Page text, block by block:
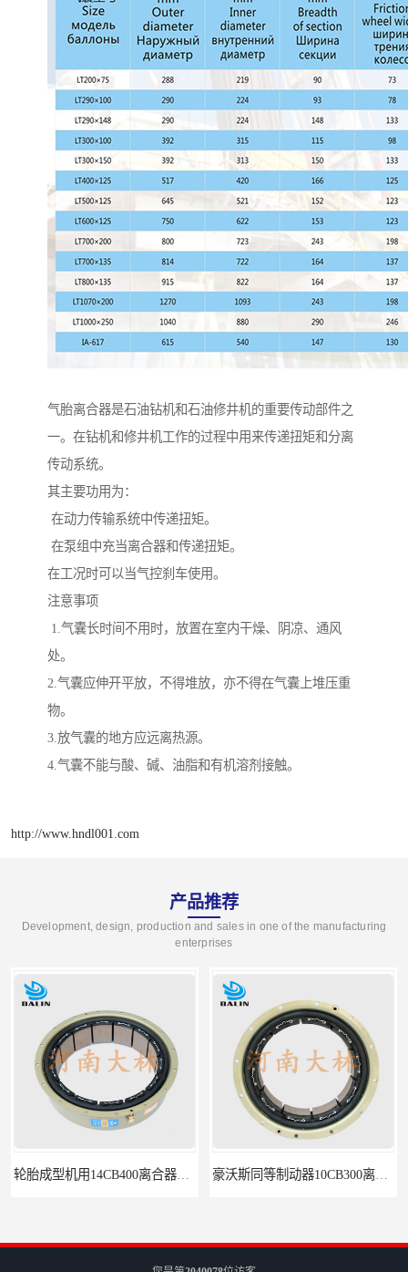
气胎离合器是石油钻机和石油修井机的重要传动部件之
一。在钻机和修井机工作的过程中用来传递扭矩和分离
传动系统。
其主要功用为：
在动力传输系统中传递扭矩。
在泵组中充当离合器和传递扭矩。
在工况时可以当气控刹车使用。
注意事项
1.气囊长时间不用时，放置在室内干燥、阴凉、通风
处。
2.气囊应伸开平放，不得堆放，亦不得在气囊上堆压重
物。
3.放气囊的地方应远离热源。
4.气囊不能与酸、碱、油脂和有机溶剂接触。
http://www.hndl001.com
产品推荐
Development, design, production and sales in one of the manufacturing
enterprises
轮胎成型机用14CB400离合器制动器刹车 豪沃斯同等制动器10CB300离合器